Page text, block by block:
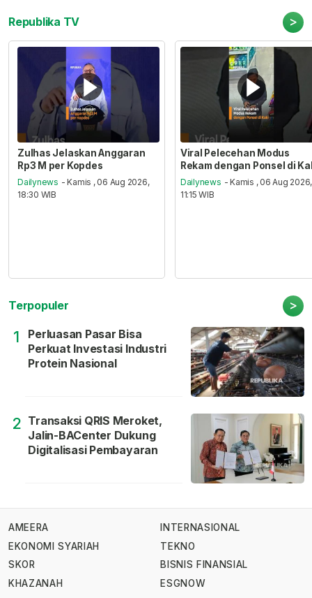
Republika TV >
Zulhas Jelaskan Anggaran
Rp3 M per Kopdes
Dailynews - Kamis , 06 Aug 2026,
18:30 WIB
Viral Pelecehan Modus
Rekam dengan Ponsel di
Dailynews - Kamis , 06 Aug 2026,
11:15 WIB
Terpopuler >
1
Perluasan Pasar Bisa
Perkuat Investasi Industri
Protein Nasional
2 Transaksi QRIS Meroket,
Jalin-BACenter Dukung
Digitalisasi Pembayaran
AMEERA
EKONOMI SYARIAH
SKOR
KHAZANAH
INTERNASIONAL
TEKNO
BISNIS FINANSIAL
ESGNOW